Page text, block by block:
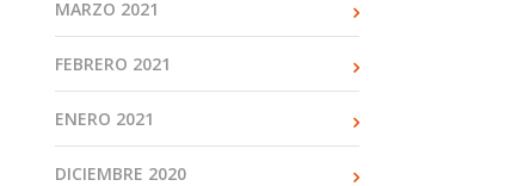
MARZO 2021
FEBRERO 2021
ENERO 2021
DICIEMBRE 2020